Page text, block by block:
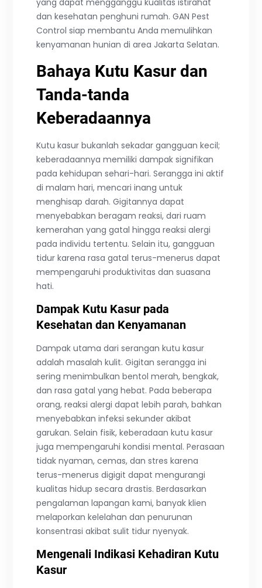
dan kesehatan penghuni rumah. GAN Pest
Control siap membantu Anda memulihkan
kenyamanan hunian di area Jakarta Selatan.
Bahaya Kutu Kasur dan
Tanda-tanda
Keberadaannya
Kutu kasur bukanlah sekadar gangguan kecil;
keberadaannya memiliki dampak signifikan
pada kehidupan sehari-hari. Serangga ini aktif
di malam hari, mencari inang untuk
menghisap darah. Gigitannya dapat
menyebabkan beragam reaksi, dari ruam
kemerahan yang gatal hingga reaksi alergi
pada individu tertentu. Selain itu, gangguan
tidur karena rasa gatal terus-menerus dapat
mempengaruhi produktivitas dan suasana
hati.
Dampak Kutu Kasur pada
Kesehatan dan Kenyamanan
Dampak utama dari serangan kutu kasur
adalah masalah kulit. Gigitan serangga ini
sering menimbulkan bentol merah, bengkak,
dan rasa gatal yang hebat. Pada beberapa
orang, reaksi alergi dapat lebih parah, bahkan
menyebabkan infeksi sekunder akibat
garukan. Selain fisik, keberadaan kutu kasur
juga mempengaruhi kondisi mental. Perasaan
tidak nyaman, cemas, dan stres karena
terus-menerus digigit dapat mengurangi
kualitas hidup secara drastis. Berdasarkan
pengalaman lapangan kami, banyak klien
melaporkan kelelahan dan penurunan
konsentrasi akibat sulit tidur nyenyak.
Mengenali Indikasi Kehadiran Kutu
Kasur